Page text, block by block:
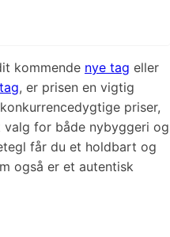
kommende nye tag eller
, er prisen en vigtig
priser,
for både nybyggeri og
får du et holdbart og
også er et autentisk